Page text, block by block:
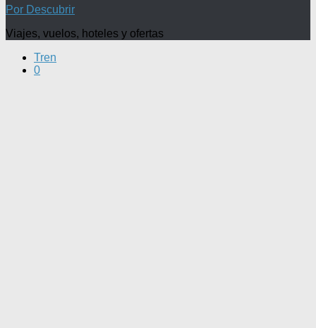
Por Descubrir
Viajes, vuelos, hoteles y ofertas
Tren
0